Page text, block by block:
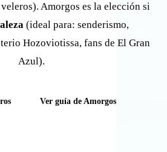
Amorgos es la elección si
(ideal para: senderismo,
Hozoviotissa, fans de El Gran
Azul).
Ver guía de Amorgos